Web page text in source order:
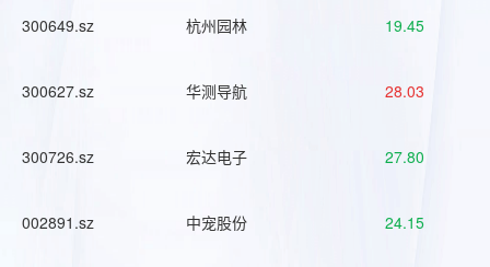
300649.sz 杭州园林 19.45
300627.sz 华测导航 28.03
300726.sz 宏达电子 27.80
002891.sz 中宠股份 24.15